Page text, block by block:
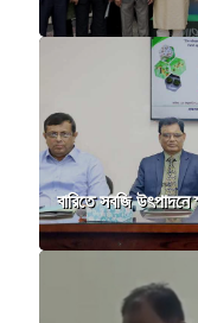
বারিতে সবজি উৎপাদনে